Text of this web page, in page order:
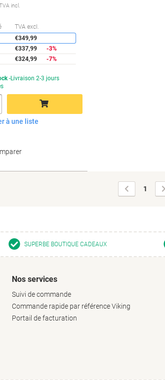
incl.
TVA excl.
€349,99
€337,99
-3%
€324,99 -7%
Livraison 2-3 jours
Ajouter au panier
à une liste
Page
précédente
1
SUPERBE BOUTIQUE CADEAUX
Nos services
Suivi de commande
Commande rapide par référence Viking
Portail de facturation